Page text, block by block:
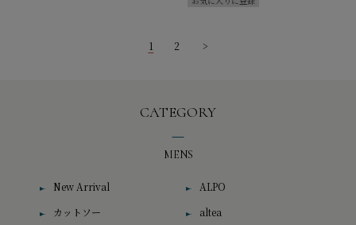
1 2 >
CATEGORY
MENS
New Arrival
カットソー
ALPO
altea